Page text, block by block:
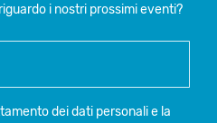
i nostri prossimi eventi?
dei dati personalie la